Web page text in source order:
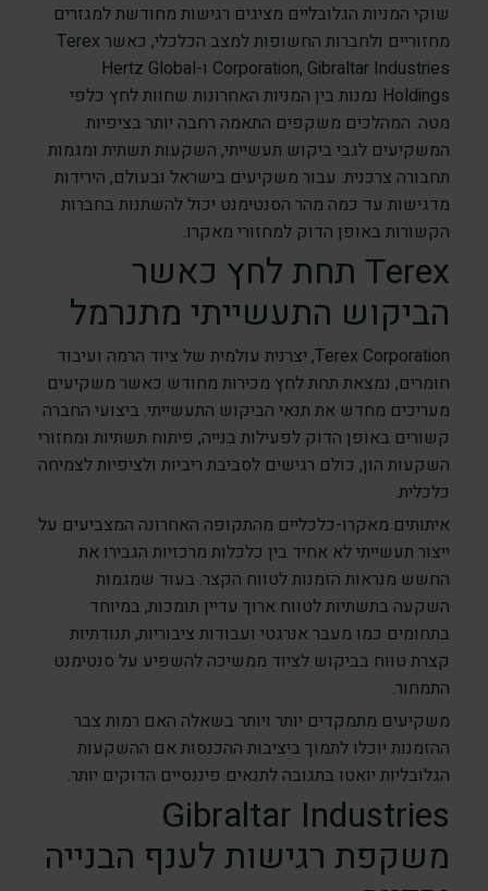
שוקי המניות הגלובליים מציגים רגישות מחודשת למגזרים
מחזוריים ולחברות החשופות למצב הכלכלי, כאשר Terex
Corporation, Gibraltar Industries ו-Hertz Global
Holdings נמנות בין המניות האחרונות שחוות לחץ כלפי
מטה. המהלכים משקפים התאמה רחבה יותר בציפיות
המשקיעים לגבי ביקוש תעשייתי, השקעות תשתית ומגמות
תחבורה צרכנית. עבור משקיעים בישראל ובעולם, הירידות
מדגישות עד כמה מהר הסנטימנט יכול להשתנות בחברות
הקשורות באופן הדוק למחזורי מאקרו.
Terex תחת לחץ כאשר
הביקוש התעשייתי מתנרמל
Terex Corporation, יצרנית עולמית של ציוד הרמה ועיבוד
חומרים, נמצאת תחת לחץ מכירות מחודש כאשר משקיעים
מעריכים מחדש את תנאי הביקוש התעשייתי. ביצועי החברה
קשורים באופן הדוק לפעילות בנייה, פיתוח תשתיות ומחזורי
השקעות הון, כולם רגישים לסביבת ריביות ולציפיות לצמיחה
כלכלית.
איתותים מאקרו-כלכליים מהתקופה האחרונה המצביעים על
ייצור תעשייתי לא אחיד בין כלכלות מרכזיות הגבירו את
החשש מנראות הזמנות לטווח הקצר. בעוד שמגמות
השקעה בתשתיות לטווח ארוך עדיין תומכות, במיוחד
בתחומים כמו מעבר אנרגטי ועבודות ציבוריות, תנודתיות
קצרת טווח בביקוש לציוד ממשיכה להשפיע על סנטימנט
התמחור.
משקיעים מתמקדים יותר ויותר בשאלה האם רמות צבר
ההזמנות יוכלו לתמוך ביציבות ההכנסות אם ההשקעות
הגלובליות יואטו בתגובה לתנאים פיננסיים הדוקים יותר.
Gibraltar Industries
משקפת רגישות לענף הבנייה